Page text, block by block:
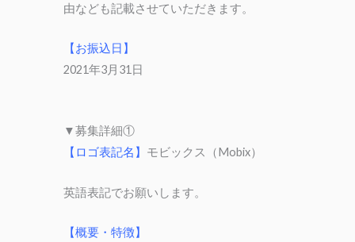
由なども記載させていただきます。
【お振込日】
2021年3月31日
▼募集詳細①
【ロゴ表記名】 モビックス（Mobix）
英語表記でお願いします。
【概要・特徴】